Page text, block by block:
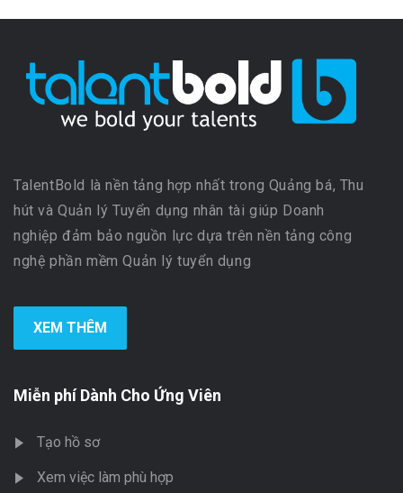
TalentBold là nền tảng hợp nhất trong Quảng bá, Thu
hút và Quản lý Tuyển dụng nhân tài giúp Doanh
nghiệp đảm bảo nguồn lực dựa trên nền tảng công
nghệ phần mềm Quản lý tuyển dụng
XEM THÊM
Miễn phí Dành Cho Ứng Viên
Tạo hồ sơ
Xem việc làm phù hợp